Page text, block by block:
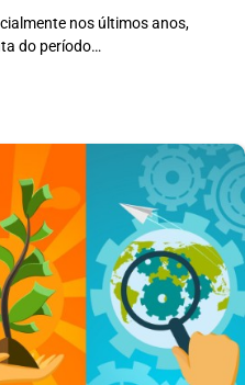
nos últimos anos,
do período…